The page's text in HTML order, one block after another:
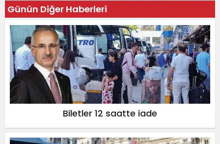
Günün Diğer Haberleri
Biletler 12 saatte iade